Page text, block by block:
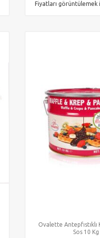
Fiyatları görüntülemek
Ovalette
Sos 10 Kg